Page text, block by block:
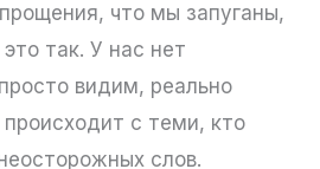
что мы запуганы,
так. У нас нет
видим, реально
с теми, кто
слов.